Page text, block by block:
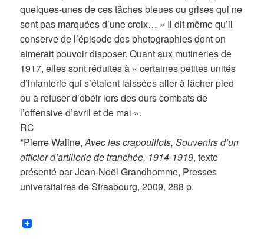
quelques-unes de ces tâches bleues ou grises qui ne
sont pas marquées d’une croix… » Il dit même qu’il
conserve de l’épisode des photographies dont on
aimerait pouvoir disposer. Quant aux mutineries de
1917, elles sont réduites à « certaines petites unités
d’infanterie qui s’étaient laissées aller à lâcher pied
ou à refuser d’obéir lors des durs combats de
l’offensive d’avril et de mai ».
RC
*Pierre Waline,Avec les crapouillots, Souvenirs d’un
officier d’artillerie de tranchée, 1914-1919, texte
présenté par Jean-Noël Grandhomme, Presses
universitaires de Strasbourg, 2009, 288 p.